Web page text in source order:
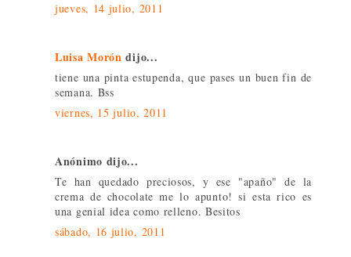
jueves, 14 julio, 2011
Luisa Morón dijo...
tiene una pinta estupenda, que pases un buen fin de
semana. Bss
viernes, 15 julio, 2011
Anónimo dijo...
Te han quedado preciosos, y ese "apaño" de la
crema de chocolate me lo apunto! si esta rico es
una genial idea como relleno. Besitos
sábado, 16 julio, 2011